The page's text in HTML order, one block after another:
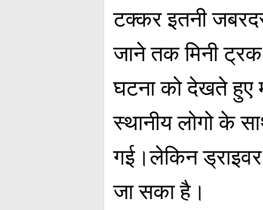
टक्कर इतनी
जाने तक मिनी
घटना को देखते हुए
स्थानीय लोगो के
गई।लेकिन
जा सका है।